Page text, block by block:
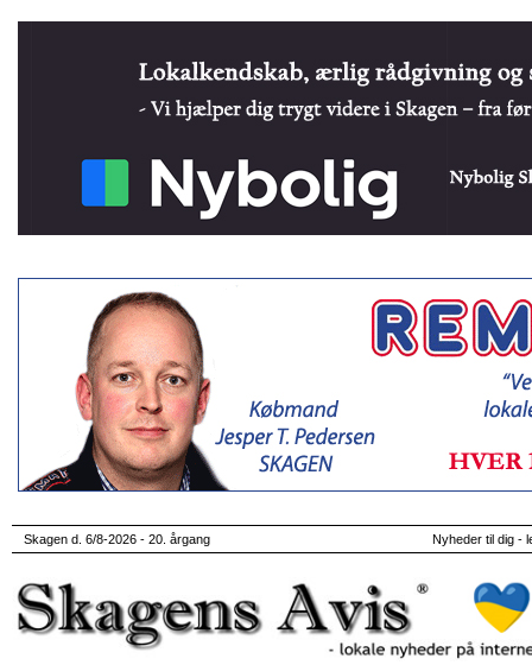
Skagen d. 6/8-2026 - 20. årgang Nyheder til dig -